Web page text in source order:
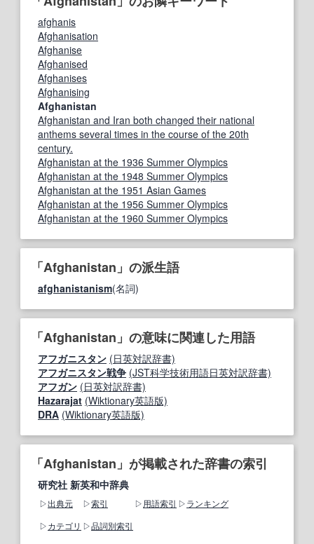
afghanis
Afghanisation
Afghanise
Afghanised
Afghanises
Afghanising
Afghanistan
Afghanistan and Iran both changed their national
anthems several times in the course of the 20th
century.
Afghanistan at the 1936 Summer Olympics
Afghanistan at the 1948 Summer Olympics
Afghanistan at the 1951 Asian Games
Afghanistan at the 1956 Summer Olympics
Afghanistan at the 1960 Summer Olympics
「Afghanistan」の派生語
afghanistanism(名詞)
「Afghanistan」の意味に関連した用語
アフガニスタン (日英対訳辞書)
アフガニスタン戦争 (JST科学技術用語日英対訳辞書)
アフガン (日英対訳辞書)
Hazarajat (Wiktionary英語版)
DRA (Wiktionary英語版)
「Afghanistan」が掲載された辞書の索引
研究社 新英和中辞典
出典元 索引 用語索引
ランキング
カテゴリ
品詞別索引